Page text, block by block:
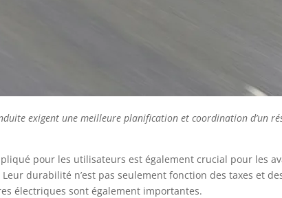
exigent une meilleure planification et coordination d’un
pour les utilisateurs est également crucial pour les
durabilité n’est pas seulement fonction des taxes et
électriques sont également importantes.